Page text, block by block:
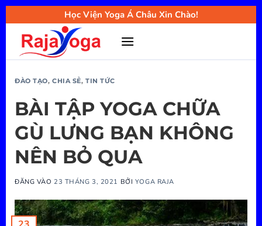
Bỏ
qua
nội
Học Viện Yoga Á Châu Xin Chào!
ĐÀO TẠO,CHIA SẺ,TIN TỨC
BÀI TẬP YOGA CHỮA
GÙ LƯNG BẠN KHÔNG
NÊN BỎ QUA
ĐĂNG VÀO 23 THÁNG 3, 2021 BỞI YOGA RAJA